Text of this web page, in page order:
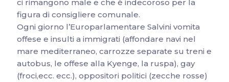
ci rimangono male e che è indecoroso per la
figura di consigliere comunale.
Ogni giorno l’Europarlamentare Salvini vomita
offese e insulti a immigrati (affondare navi nel
mare mediterraneo, carrozze separate su treni e
autobus, le offese alla Kyenge, la ruspa), gay
(froci,ecc. ecc.), oppositori politici (zecche rosse)